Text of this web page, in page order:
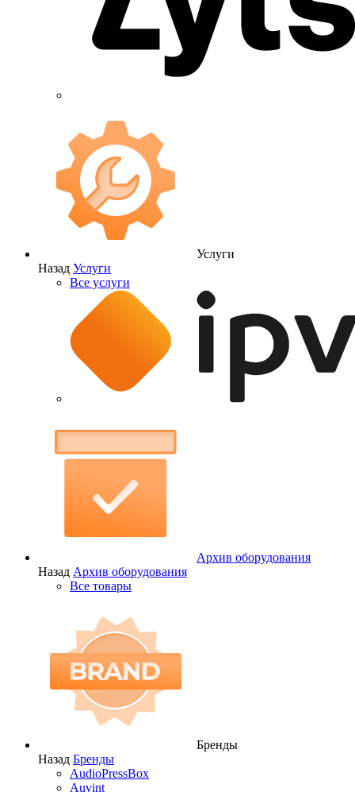
Услуги
Назад Услуги
Все услуги
Архив оборудования
Назад Архив оборудования
Все товары
Бренды
Назад Бренды
AudioPressBox
Auvint